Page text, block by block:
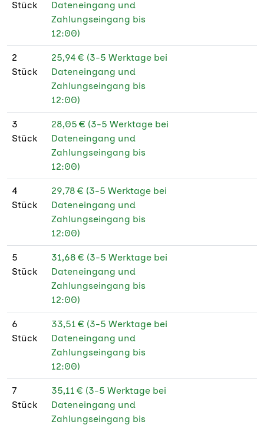
50 x 70 cm ★
70 x 100 cm
100 x 140 cm ★
118,5 x 175 cm ★
PEFC
130 g Bilderdruck
glänzend PEFC
★
130 g Bilderdruck
170 g Bilderdruck
190 g Fotopapier
glänzend
★
Stück
Dateneingang und
Zahlungseingang bis
12:00)
2
Stück
25,94 € (3-5 Werktage bei
Dateneingang und
Zahlungseingang bis
12:00)
3
Stück
28,05 € (3-5 Werktage bei
Dateneingang und
Zahlungseingang bis
12:00)
4
Stück
29,78 € (3-5 Werktage bei
Dateneingang und
Zahlungseingang bis
12:00)
5
Stück
31,68 € (3-5 Werktage bei
Dateneingang und
Zahlungseingang bis
12:00)
6
Stück
33,51 € (3-5 Werktage bei
Dateneingang und
Zahlungseingang bis
12:00)
7
Stück
35,11 € (3-5 Werktage bei
Dateneingang und
Zahlungseingang bis